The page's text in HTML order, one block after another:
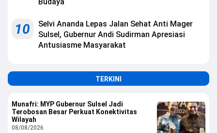
10
Selvi Ananda Lepas Jalan Sehat Anti Mager
Sulsel, Gubernur Andi Sudirman Apresiasi
Antusiasme Masyarakat
TERKINI
Munafri: MYP Gubernur Sulsel Jadi
Terobosan Besar Perkuat Konektivitas
Wilayah
08/08/2026